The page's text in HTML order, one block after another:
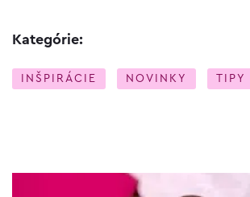
Kategórie:
INŠPIRÁCIE NOVINKY TIPY